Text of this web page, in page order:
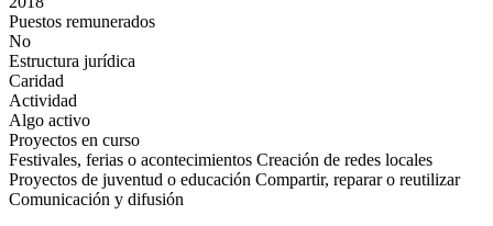
Puestos remunerados
No
Estructura jurídica
Caridad
Actividad
Algo activo
Proyectos en curso
Festivales, ferias o acontecimientos Creación de redes locales
Proyectos de juventud o educación Compartir, reparar o reutilizar
Comunicación y difusión